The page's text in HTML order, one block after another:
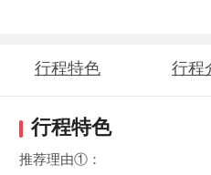
行程特色 行程
行程特色
推荐理由①：